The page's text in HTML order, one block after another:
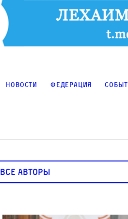
Новости Федерация
ВСЕ АВТОРЫ